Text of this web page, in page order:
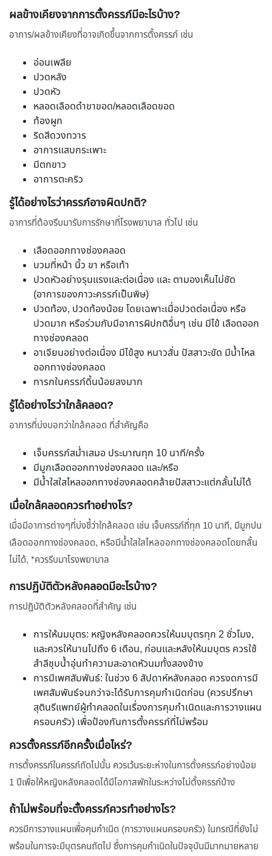
ผลข้างเคียงจากการตั้งครรภ์มีอะไรบ้าง?
อาการ/ผลข้างเคียงที่อาจเกิดขึ้นจากการตั้งครรภ์ เช่น
อ่อนเพลีย
ปวดหลัง
ปวดหัว
หลอดเลือดดำขาขอด/หลอดเลือดขอด
ท้องผูก
ริดสีดวงทวาร
อาการแสบกระเพาะ
มีตกขาว
อาการตะคริว
รู้ได้อย่างไรว่าครรภ์อาจผิดปกติ?
อาการที่ต้องรีบมารับการรักษาที่โรงพยาบาล ทั่วไป เช่น
เลือดออกทางช่องคลอด
บวมที่หน้า นิ้ว ขา หรือเท้า
ปวดหัวอย่างรุนแรงและต่อเนื่อง และ ตามองเห็นไม่ชัด
(อาการของภาวะครรภ์เป็นพิษ)
ปวดท้อง, ปวดท้องน้อย โดยเฉพาะเมื่อปวดต่อเนื่อง หรือ
ปวดมาก หรือร่วมกับมีอาการผิปกติอื่นๆ เช่น มีไข้ เลือดออก
ทางช่องคลอด
อาเจียนอย่างต่อเนื่อง มีไข้สูง หนาวสั่น ปัสสาวะขัด มีน้ำไหล
ออกทางช่องคลอด
ทารกในครรภ์ดิ้นน้อยลงมาก
รู้ได้อย่างไรว่าใกล้คลอด?
อาการที่บ่งบอกว่าใกล้คลอด ที่สำคัญคือ
เจ็บครรภ์สม่ำเสมอ ประมาณทุก 10 นาที/ครั้ง
มีมูกเลือดออกทางช่องคลอด และ/หรือ
มีน้ำใสใสไหลออกทางช่องคลอดคล้ายปัสสาวะแต่กลั้นไม่ได้
เมื่อใกล้คลอดควรทำอย่างไร?
เมื่อมีอาการต่างๆที่บ่งชี้ว่าใกล้คลอด เช่น เจ็บครรภ์ถี่ทุก 10 นาที, มีมูกปน
เลือดออกทางช่องคลอด, หรือมีน้ำใสใสไหลออกทางช่องคลอดโดยกลั้น
ไม่ได้, *ควรรีบมาโรงพยาบาล
การปฏิบัติตัวหลังคลอดมีอะไรบ้าง?
การปฏิบัติตัวหลังคลอดที่สำคัญ เช่น
การให้นมบุตร: หญิงหลังคลอดควรให้นมบุตรทุก 2 ชั่วโมง,
และควรให้นานไปถึง 6 เดือน, ก่อนและหลังให้นมบุตร ควรใช้
สำลีชุบน้ำอุ่นทำความสะอาดหัวนมทั้งสองข้าง
การมีเพศสัมพันธ์: ในช่วง 6 สัปดาห์หลังคลอด ควรงดการมี
เพศสัมพันธ์จนกว่าจะได้รับการคุมกำเนิดก่อน (ควรปรึกษา
สุตินรีแพทย์ผู้ทำคลอดในเรื่องการคุมกำเนิดและการวางแผน
ครอบครัว) เพื่อป้องกันการตั้งครรภ์ที่ไม่พร้อม
ควรตั้งครรภ์อีกครั้งเมื่อไหร่?
การตั้งครรภ์ในครรภ์ถัดไปนั้น ควรเว้นระยะห่างในการตั้งครรภ์อย่างน้อย
1 ปีเพื่อให้หญิงหลังคลอดได้มีโอกาสพักในระหว่างไม่ตั้งครรภ์บ้าง
ถ้าไม่พร้อมที่จะตั้งครรภ์ควรทำอย่างไร?
ควรมีการวางแผนเพื่อคุมกำเนิด (การวางแผนครอบครัว) ในกรณีที่ยังไม่
พร้อมในการจะมีบุตรคนถัดไป ซึ่งการคุมกำเนิดในปัจจุบันมีมากมายหลาย